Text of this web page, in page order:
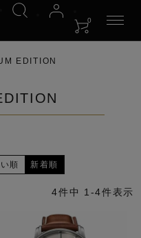
0
EDITION
順 新着順
4件中 1 -4件表示